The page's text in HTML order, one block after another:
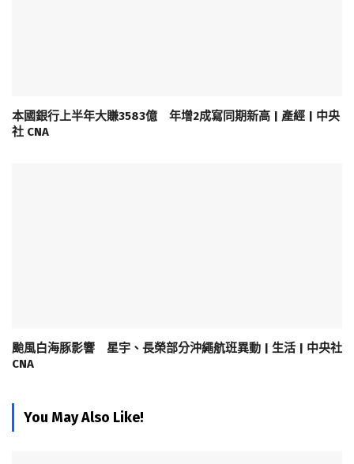
本國銀行上半年大賺3583億 年增2成寫同期新高 | 產經 | 中央
社 CNA
颱風白海豚影響 星宇、長榮部分沖繩航班異動 | 生活 | 中央社
CNA
You May Also Like!